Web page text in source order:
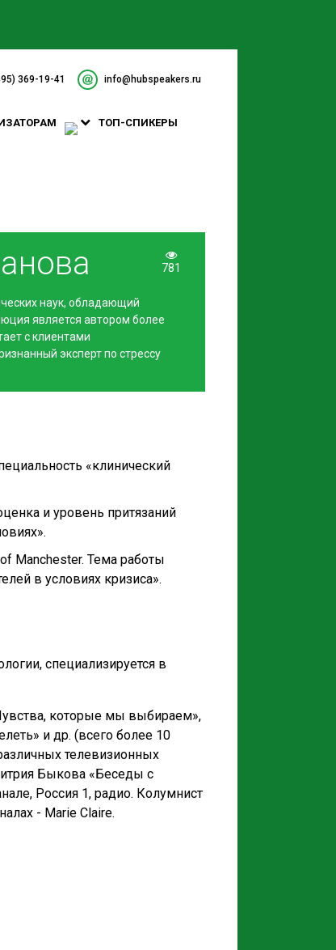
369-19-41 info@hubspeakers.ru
ТОП-СПИКЕРЫ
781
наук, обладающий
является автором более
с клиентами
эксперт по стрессу
«клинический
и уровень притязаний
Manchester. Тема работы
в условиях кризиса».
специализируется в
которые мы выбираем»,
и др. (всего более 10
телевизионных
Быкова «Беседы с
Россия 1, радио. Колумнист
- Marie Claire.